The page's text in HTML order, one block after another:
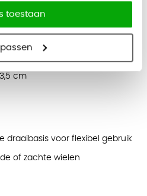
toestaan
cm
draaibasis voor flexibel gebruik
of zachte wielen